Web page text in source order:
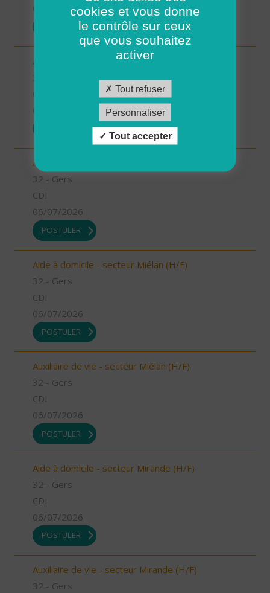
07/07/2026
Aide à domicile - secteur Condom (H/F)
Aide à domicile - secteur Fleurance (H/F)
32 - Gers
CDI
06/07/2026
POSTULER
Aide à domicile - secteur Miélan (H/F)
32 - Gers
CDI
06/07/2026
POSTULER
Auxiliaire de vie - secteur Miélan (H/F)
32 - Gers
CDI
06/07/2026
POSTULER
Aide à domicile - secteur Mirande (H/F)
32 - Gers
CDI
06/07/2026
POSTULER
Auxiliaire de vie - secteur Mirande (H/F)
32 - Gers
cookies et vous donne
le contrôle sur ceux
que vous souhaitez
activer
Tout refuser
Personnaliser
Tout accepter